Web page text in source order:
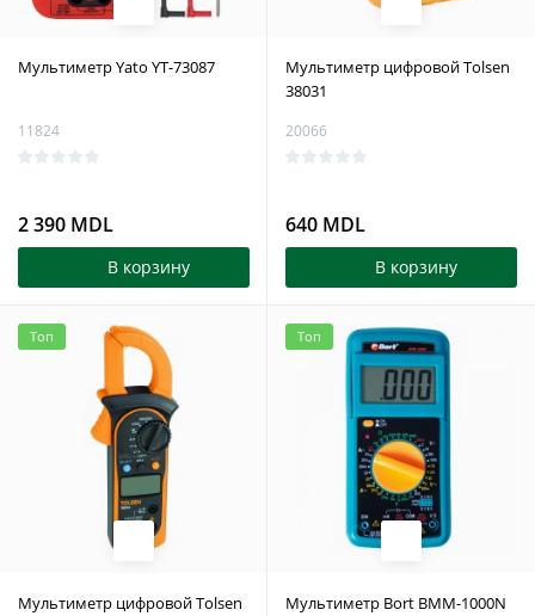
Мультиметр Yato YT-73087
11824
2 390 MDL
В корзину
Мультиметр цифровой Tolsen
38031
20066
640 MDL
В корзину
Топ
Мультиметр цифровой Tolsen
Топ
Мультиметр Bort BMM-1000N